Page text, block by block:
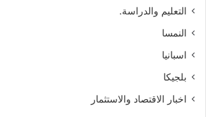
التعليم والدراسة.
النمسا
اسبانيا
بلجيكا
اخبار الاقتصاد والاستثمار